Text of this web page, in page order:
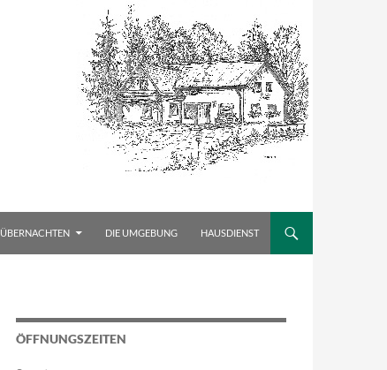
ÜBERNACHTEN DIE UMGEBUNG HAUSDIENST
ÖFFNUNGSZEITEN